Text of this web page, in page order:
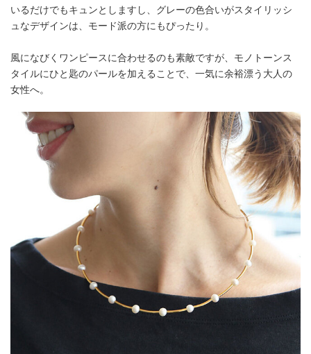
いるだけでもキュンとしますし、グレーの色合いがスタイリッシ
ュなデザインは、モード派の方にもぴったり。
風になびくワンピースに合わせるのも素敵ですが、モノトーンス
タイルにひと匙のパールを加えることで、一気に余裕漂う大人の
女性へ。